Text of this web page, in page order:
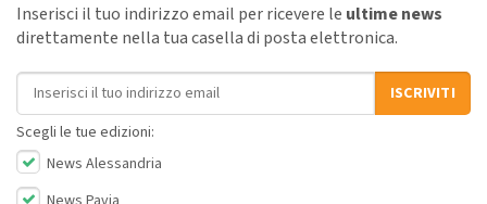
Inserisci il tuo indirizzo email per ricevere le ultime news
direttamente nella tua casella di posta elettronica.
Indirizzo email
ISCRIVITI
Scegli le tue edizioni:
News Alessandria